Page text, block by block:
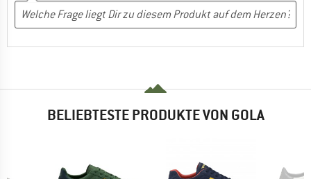
BELIEBTESTE PRODUKTE VON GOLA